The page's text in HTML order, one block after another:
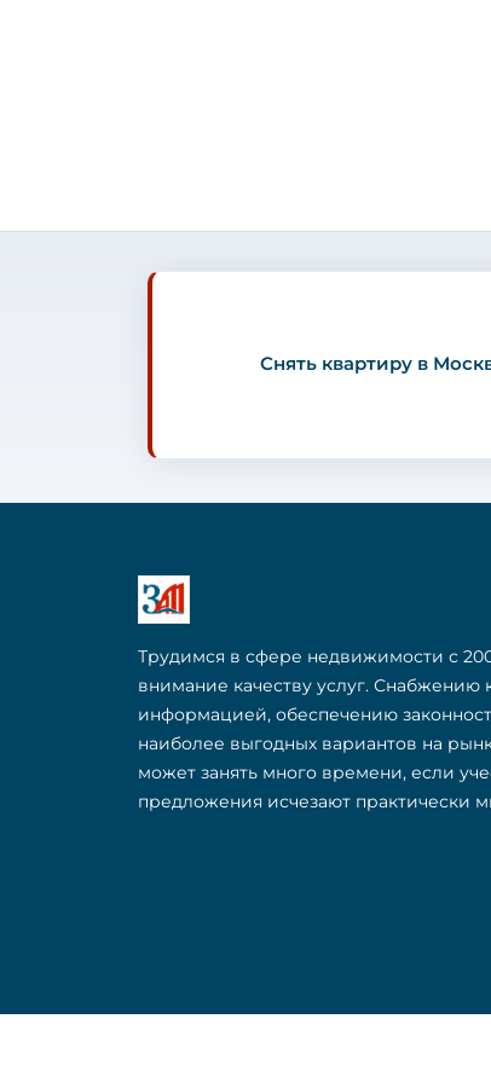
Снять квартиру в
Трудимся в сфере недвижимости с
внимание качеству услуг. Снабжению
информацией, обеспечению
наиболее выгодных вариантов на
может занять много времени, если
предложения исчезают практически